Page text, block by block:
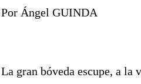
Por Ángel GUINDA
La gran bóveda escupe, a la